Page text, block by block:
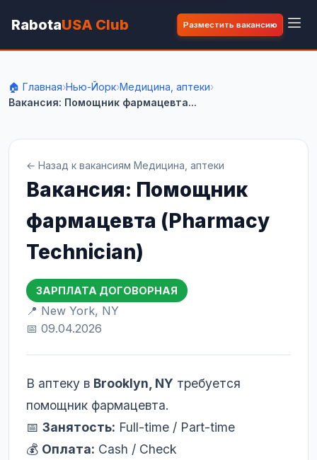
RabotaUSA Club Разместить вакансию
🏠 Главная›Нью-Йорк›Медицина, аптеки›
Вакансия: Помощник фармацевта...
← Назад к вакансиям Медицина, аптеки
Вакансия: Помощник
фармацевта (Pharmacy
Technician)
ЗАРПЛАТА ДОГОВОРНАЯ
📍 New York, NY
📅 09.04.2026
В аптеку в Brooklyn, NY требуется
помощник фармацевта.
📅 Занятость: Full-time / Part-time
💰 Оплата: Cash / Check